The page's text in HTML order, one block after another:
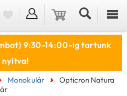
9:30-14:00-ig tartunk
nyitva!
Monokulár
Opticron Natura